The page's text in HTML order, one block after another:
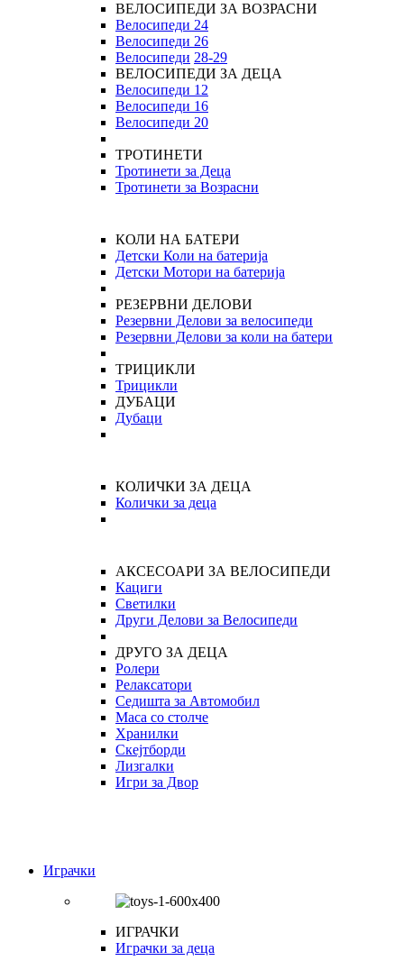
ВЕЛОСИПЕДИ ЗА ВОЗРАСНИ
Велосипеди 24
Велосипеди 26
Велосипеди 28-29
ВЕЛОСИПЕДИ ЗА ДЕЦА
Велосипеди 12
Велосипеди 16
Велосипеди 20
ТРОТИНЕТИ
Тротинети за Деца
Тротинети за Возрасни
КОЛИ НА БАТЕРИ
Детски Коли на батерија
Детски Мотори на батерија
РЕЗЕРВНИ ДЕЛОВИ
Резервни Делови за велосипеди
Резервни Делови за коли на батери
ТРИЦИКЛИ
Трицикли
ДУБАЦИ
Дубаци
КОЛИЧКИ ЗА ДЕЦА
Колички за деца
АКСЕСОАРИ ЗА ВЕЛОСИПЕДИ
Кациги
Светилки
Други Делови за Велосипеди
ДРУГО ЗА ДЕЦА
Ролери
Релаксатори
Седишта за Автомобил
Маса со столче
Хранилки
Скејтборди
Лизгалки
Игри за Двор
Играчки
ИГРАЧКИ
Играчки за деца